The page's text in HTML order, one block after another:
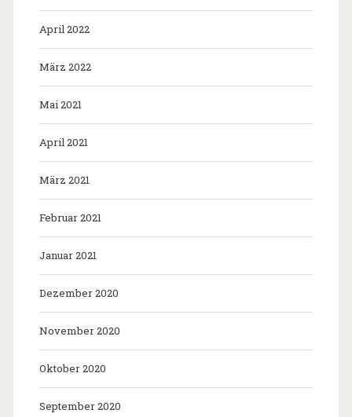
April 2022
März 2022
Mai 2021
April 2021
März 2021
Februar 2021
Januar 2021
Dezember 2020
November 2020
Oktober 2020
September 2020